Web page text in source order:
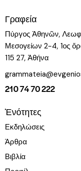
Γραφεία
Πύργος Ἀθηνῶν,
Μεσογείων 2-4, 1ος
115 27, Ἀθήνα
210 74 70 222
Ἑνότητες
Εκδηλώσεις
Άρθρα
Βιβλία